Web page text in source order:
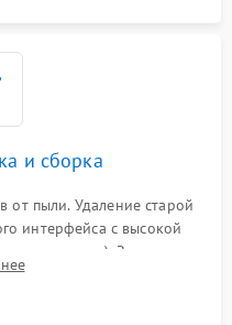
и сборка
от пыли. Удаление старой
интерфейса с высокой
металла). Замена
консоли и подключение